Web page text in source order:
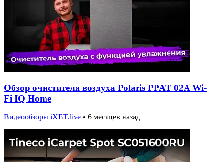
Обзор очистителя воздуха Polaris PPAT 02A Wi-
Fi IQ Home
Видеообзоры iXBT.live • 6 месяцев назад